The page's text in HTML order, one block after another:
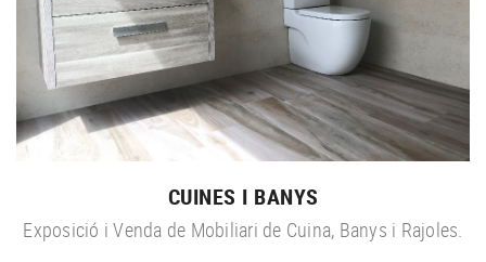
CUINES I BANYS
Exposició i Venda de Mobiliari de Cuina, Banys i Rajoles.